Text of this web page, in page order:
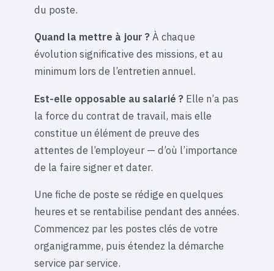
du poste.
Quand la mettre à jour ?À chaque
évolution significative des missions, et au
minimum lors de l’entretien annuel.
Est-elle opposable au salarié ? Elle n’a pas
la force du contrat de travail, mais elle
constitue un élément de preuve des
attentes de l’employeur — d’où l’importance
de la faire signer et dater.
Une fiche de poste se rédige en quelques
heures et se rentabilise pendant des années.
Commencez par les postes clés de votre
organigramme, puis étendez la démarche
service par service.